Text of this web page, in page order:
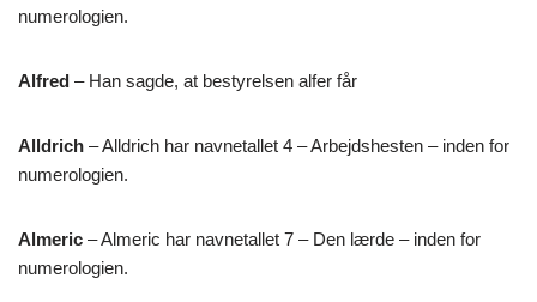
numerologien.
Alfred – Han sagde, at bestyrelsen alfer får
Alldrich – Alldrich har navnetallet 4 – Arbejdshesten – inden for
numerologien.
Almeric – Almeric har navnetallet 7 – Den lærde – inden for
numerologien.